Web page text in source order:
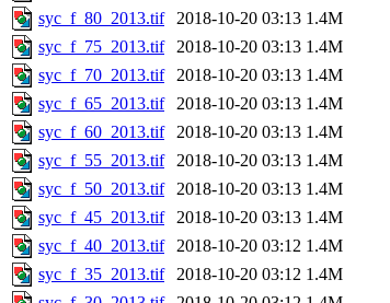
syc_f_80_2013.tif
2018-10-20 03:13 1.4M
syc_f_75_2013.tif
2018-10-20 03:13 1.4M
syc_f_70_2013.tif
2018-10-20 03:13 1.4M
syc_f_65_2013.tif
2018-10-20 03:13 1.4M
syc_f_60_2013.tif
2018-10-20 03:13 1.4M
syc_f_55_2013.tif
2018-10-20 03:13 1.4M
syc_f_50_2013.tif
2018-10-20 03:13 1.4M
syc_f_45_2013.tif
2018-10-20 03:13 1.4M
syc_f_40_2013.tif
2018-10-20 03:12 1.4M
syc_f_35_2013.tif
2018-10-20 03:12 1.4M